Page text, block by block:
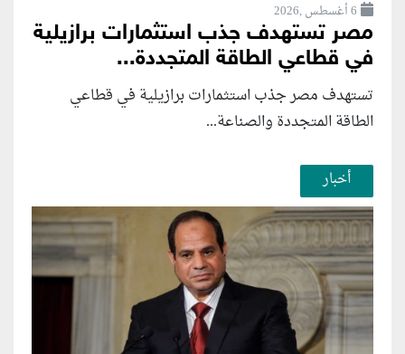
6 أغسطس ,2026
مصر تستهدف جذب استثمارات برازيلية
في قطاعي الطاقة المتجددة...
تستهدف مصر جذب استثمارات برازيلية في قطاعي
الطاقة المتجددة والصناعة...
أخبار